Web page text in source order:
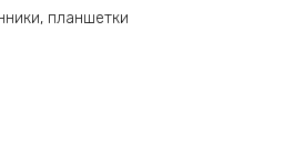
планшетки